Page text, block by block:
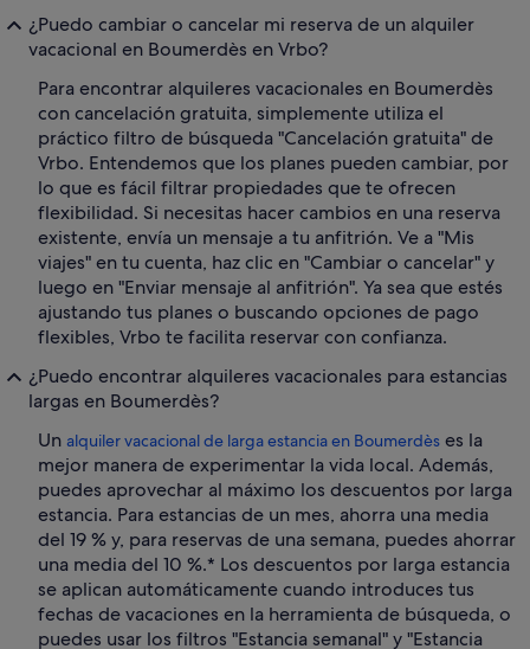
¿Puedo cambiar o cancelar mi reserva de un alquiler
vacacional en Boumerdès en Vrbo?
Para encontrar alquileres vacacionales en Boumerdès
con cancelación gratuita, simplemente utiliza el
práctico filtro de búsqueda "Cancelación gratuita" de
Vrbo. Entendemos que los planes pueden cambiar, por
lo que es fácil filtrar propiedades que te ofrecen
flexibilidad. Si necesitas hacer cambios en una reserva
existente, envía un mensaje a tu anfitrión. Ve a "Mis
viajes" en tu cuenta, haz clic en "Cambiar o cancelar" y
luego en "Enviar mensaje al anfitrión". Ya sea que estés
ajustando tus planes o buscando opciones de pago
flexibles, Vrbo te facilita reservar con confianza.
¿Puedo encontrar alquileres vacacionales para estancias
largas en Boumerdès?
Un alquiler vacacional de larga estancia en Boumerdès es la
mejor manera de experimentar la vida local. Además,
puedes aprovechar al máximo los descuentos por larga
estancia. Para estancias de un mes, ahorra una media
del 19 % y, para reservas de una semana, puedes ahorrar
una media del 10 %.* Los descuentos por larga estancia
se aplican automáticamente cuando introduces tus
fechas de vacaciones en la herramienta de búsqueda, o
puedes usar los filtros "Estancia semanal" y "Estancia